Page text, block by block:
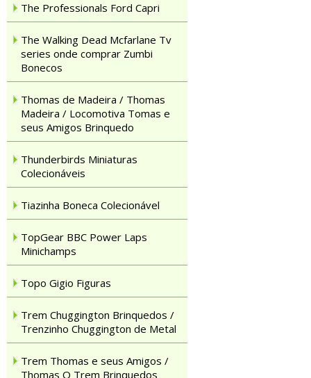
The Professionals Ford Capri
The Walking Dead Mcfarlane Tv
series onde comprar Zumbi
Bonecos
Thomas de Madeira / Thomas
Madeira / Locomotiva Tomas e
seus Amigos Brinquedo
Thunderbirds Miniaturas
Colecionáveis
Tiazinha Boneca Colecionável
TopGear BBC Power Laps
Minichamps
Topo Gigio Figuras
Trem Chuggington Brinquedos /
Trenzinho Chuggington de Metal
Trem Thomas e seus Amigos /
Thomas O Trem Brinquedos